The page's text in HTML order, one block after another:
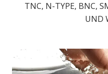
TNC, N-TYPE, BNC,
UND